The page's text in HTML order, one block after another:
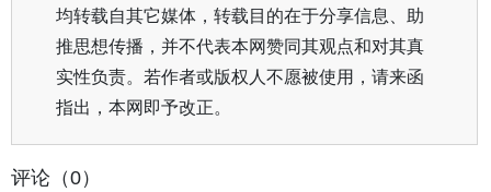
均转载自其它媒体，转载目的在于分享信息、助
推思想传播，并不代表本网赞同其观点和对其真
实性负责。若作者或版权人不愿被使用，请来函
指出，本网即予改正。
评论（0）